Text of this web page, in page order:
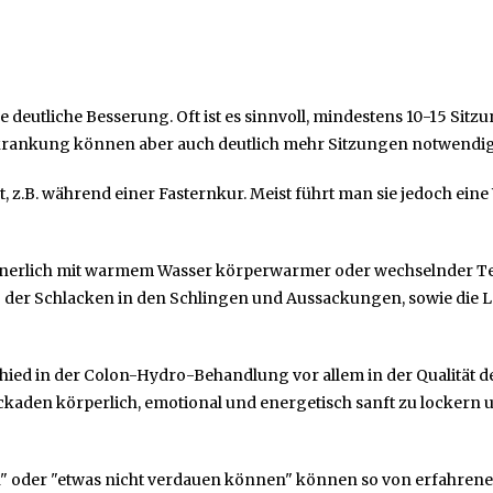
Besserung. Oft ist es sinnvoll, mindestens 10-15
können aber auch deutlich mehr Sitzungen
während einer Fasternkur. Meist führt man sie jedoch
mit warmem Wasser körperwarmer oder wechselnder
Schlacken in den Schlingen und Aussackungen, sowie
in der Colon-Hydro-Behandlung vor allem in der Qualität
körperlich, emotional und energetisch sanft zu lockern
oder "etwas nicht verdauen können" können so von